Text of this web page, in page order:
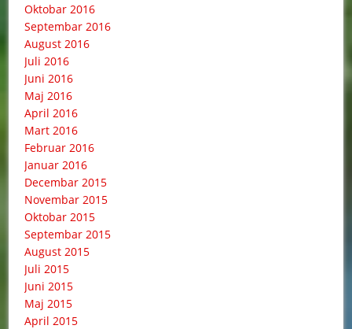
Oktobar 2016
Septembar 2016
August 2016
Juli 2016
Juni 2016
Maj 2016
April 2016
Mart 2016
Februar 2016
Januar 2016
Decembar 2015
Novembar 2015
Oktobar 2015
Septembar 2015
August 2015
Juli 2015
Juni 2015
Maj 2015
April 2015